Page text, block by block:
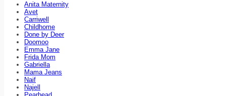
Anita Maternity
Avet
Carriwell
Childhome
Done by Deer
Doomoo
Emma Jane
Frida Mom
Gabriella
Mama Jeans
Naif
Najell